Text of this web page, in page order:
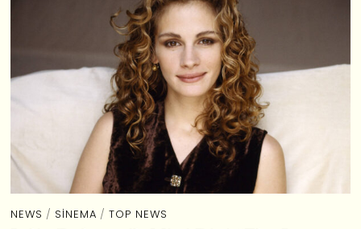
NEWS / SINEMA / TOP NEWS